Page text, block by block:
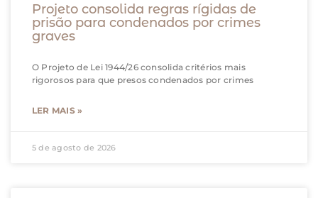
Projeto consolida regras rígidas de
prisão para condenados por crimes
graves
O Projeto de Lei 1944/26 consolida critérios mais
rigorosos para que presos condenados por crimes
LER MAIS »
5 de agosto de 2026